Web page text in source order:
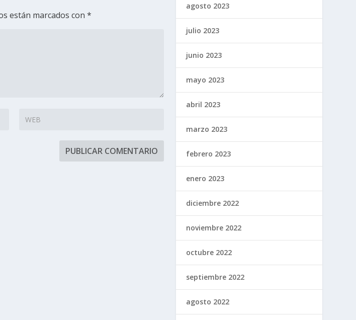
están marcados con*
agosto 2023
julio 2023
junio 2023
mayo 2023
abril 2023
marzo 2023
febrero 2023
enero 2023
diciembre 2022
noviembre 2022
octubre 2022
septiembre 2022
agosto 2022